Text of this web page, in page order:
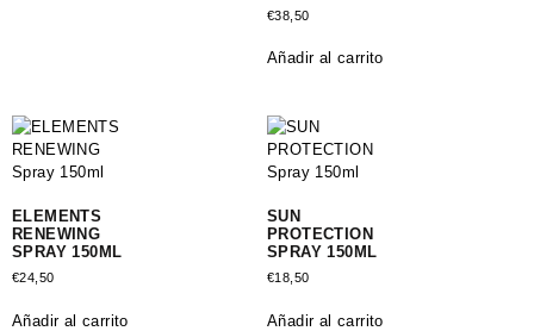
€38,50
Añadir al carrito
ELEMENTS
RENEWING
SPRAY 150ML
€24,50
Añadir al carrito
SUN
PROTECTION
SPRAY 150ML
€18,50
Añadir al carrito